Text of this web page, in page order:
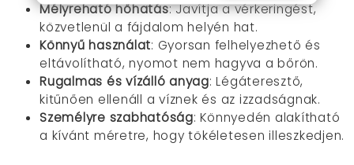
Mélyreható hőhatás: Javítja a vérkeringést,
közvetlenül a fájdalom helyén hat.
Könnyű használat: Gyorsan felhelyezhető és
eltávolítható, nyomot nem hagyva a bőrön.
Rugalmas és vízálló anyag: Légáteresztő,
kitűnően ellenáll a víznek és az izzadságnak.
Személyre szabhatóság: Könnyedén alakítható
a kívánt méretre, hogy tökéletesen illeszkedjen.